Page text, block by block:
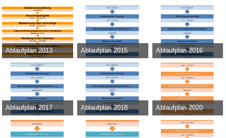
Ablaufplan 2013
Admin-31. Mai 2012
28.581
0
Ablaufplan 2015
Admin-20. August 2014
27.911
0 0
Ablaufplan 2016
Admin-22. Juli 2015
27.338
0
Ablaufplan 2017
Admin-18. August 2016
Ablaufplan 2018
Admin-30. Mai 2017
Ablaufplan 2020
Admin-17. Juni 2019
35.148
0